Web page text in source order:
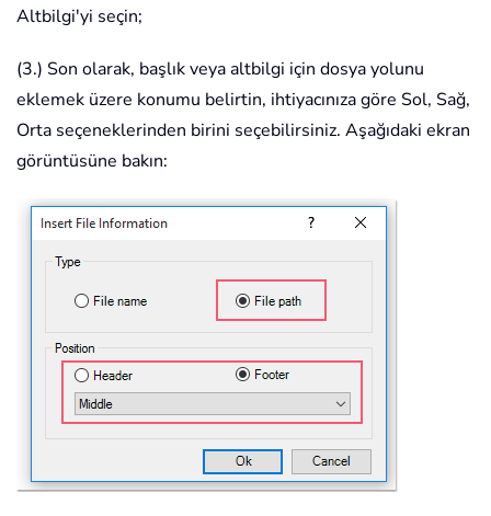
Altbilgi'yi seçin;
(3.) Son olarak, başlık veya altbilgi için dosya yolunu
eklemek üzere konumu belirtin, ihtiyacınıza göre Sol, Sağ,
Orta seçeneklerinden birini seçebilirsiniz. Aşağıdaki ekran
görüntüsüne bakın: